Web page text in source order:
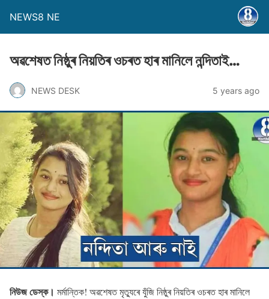
NEWS8 NE
অৱশেষত নিষ্ঠুৰ নিয়তিৰ ওচৰত হাৰ মানিলে নন্দিতাই…
NEWS DESK 5 years ago
নিউজ ডেস্ক। মৰ্মান্তিক! অৱশেষত মৃত্যুৰে যুঁজি নিষ্ঠুৰ নিয়তিৰ ওচৰত হাৰ মানিলে